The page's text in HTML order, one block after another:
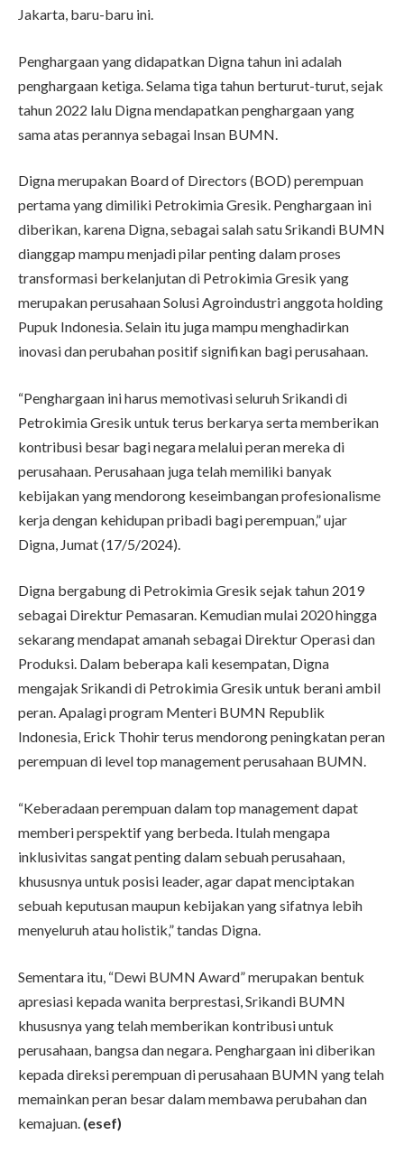
Jakarta, baru-baru ini.
Penghargaan yang didapatkan Digna tahun ini adalah
penghargaan ketiga. Selama tiga tahun berturut-turut, sejak
tahun 2022 lalu Digna mendapatkan penghargaan yang
sama atas perannya sebagai Insan BUMN.
Digna merupakan Board of Directors (BOD) perempuan
pertama yang dimiliki Petrokimia Gresik. Penghargaan ini
diberikan, karena Digna, sebagai salah satu Srikandi BUMN
dianggap mampu menjadi pilar penting dalam proses
transformasi berkelanjutan di Petrokimia Gresik yang
merupakan perusahaan Solusi Agroindustri anggota holding
Pupuk Indonesia. Selain itu juga mampu menghadirkan
inovasi dan perubahan positif signifikan bagi perusahaan.
“Penghargaan ini harus memotivasi seluruh Srikandi di
Petrokimia Gresik untuk terus berkarya serta memberikan
kontribusi besar bagi negara melalui peran mereka di
perusahaan. Perusahaan juga telah memiliki banyak
kebijakan yang mendorong keseimbangan profesionalisme
kerja dengan kehidupan pribadi bagi perempuan,” ujar
Digna, Jumat (17/5/2024).
Digna bergabung di Petrokimia Gresik sejak tahun 2019
sebagai Direktur Pemasaran. Kemudian mulai 2020 hingga
sekarang mendapat amanah sebagai Direktur Operasi dan
Produksi. Dalam beberapa kali kesempatan, Digna
mengajak Srikandi di Petrokimia Gresik untuk berani ambil
peran. Apalagi program Menteri BUMN Republik
Indonesia, Erick Thohir terus mendorong peningkatan peran
perempuan di level top management perusahaan BUMN.
“Keberadaan perempuan dalam top management dapat
memberi perspektif yang berbeda. Itulah mengapa
inklusivitas sangat penting dalam sebuah perusahaan,
khususnya untuk posisi leader, agar dapat menciptakan
sebuah keputusan maupun kebijakan yang sifatnya lebih
menyeluruh atau holistik,” tandas Digna.
Sementara itu, “Dewi BUMN Award” merupakan bentuk
apresiasi kepada wanita berprestasi, Srikandi BUMN
khususnya yang telah memberikan kontribusi untuk
perusahaan, bangsa dan negara. Penghargaan ini diberikan
kepada direksi perempuan di perusahaan BUMN yang telah
memainkan peran besar dalam membawa perubahan dan
kemajuan. (esef)